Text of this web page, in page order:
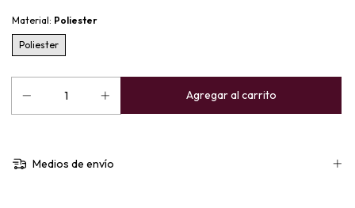
Material: Poliester
Poliester
Medios de envío